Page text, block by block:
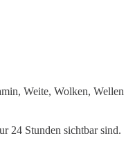
Weite, Wolken, Wellen
24 Stunden sichtbar sind.